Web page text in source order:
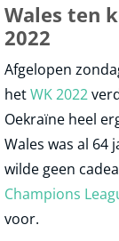
Wales ten
2022
Afgelopen
hetWK 2022
Oekraïne heel
Wales was al 64
wilde geen
Champions
voor.